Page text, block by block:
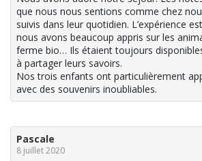
que nous nous sentions comme chez
suivis dans leur quotidien. L’expérience
nous avons beaucoup appris sur les
ferme bio… Ils étaient toujours
à partager leurs savoirs.
Nos trois enfants ont particulièrement
avec des souvenirs inoubliables.
Pascale
8 juillet 2020